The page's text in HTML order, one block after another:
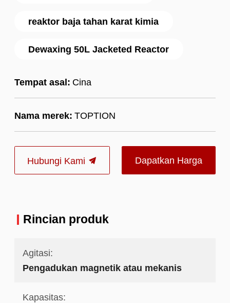
reaktor baja tahan karat kimia
Dewaxing 50L Jacketed Reactor
Tempat asal: Cina
Nama merek: TOPTION
Hubungi Kami Dapatkan Harga
Rincian produk
Agitasi:
Pengadukan magnetik atau mekanis
Kapasitas: